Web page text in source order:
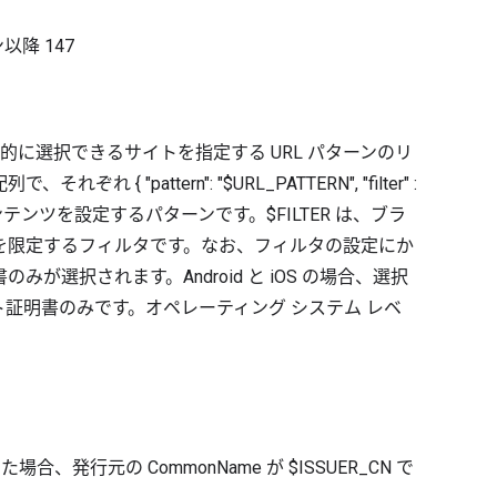
以降 147
に選択できるサイトを指定する URL パターンのリ
で、それぞれ { "pattern": "$URL_PATTERN", "filter" :
ンツを設定するパターンです。$FILTER は、ブラ
定するフィルタです。なお、フィルタの設定にか
みが選択されます。Android と iOS の場合、選択
明書のみです。オペレーティング システム レベ
場合、発行元の CommonName が $ISSUER_CN で